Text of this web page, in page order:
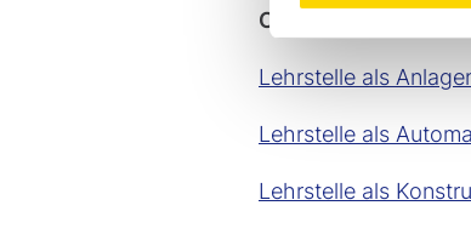
Offene Lehrstellen
Lehrstelle als
Lehrstelle als
Lehrstelle als